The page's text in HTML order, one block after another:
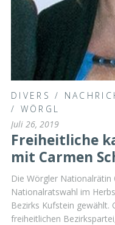
DIVERS /
/ WÖRGL
Juli 26, 2019
Freiheitliche
mit Carmen
Die Wörgler Nationalrätin
Nationalratswahl im
Bezirks Kufstein gewählt.
freiheitlichen